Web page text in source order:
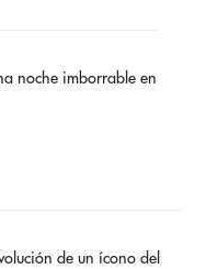
noche imborrable en
de un ícono del